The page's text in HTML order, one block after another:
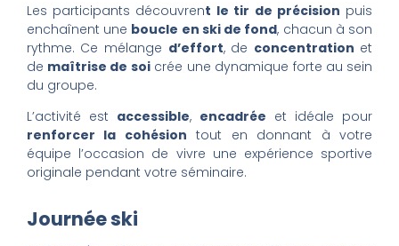
Les participants découvrent le tir de précision puis
enchaînent une boucle en ski de fond, chacun à son
rythme. Ce mélange d’effort, de concentration et
de maîtrise de soicrée une dynamique forte au sein
du groupe.
L’activité est accessible, encadrée et idéale pour
renforcer la cohésion tout en donnant à votre
équipe l’occasion de vivre une expérience sportive
originale pendant votre séminaire.
Journée ski